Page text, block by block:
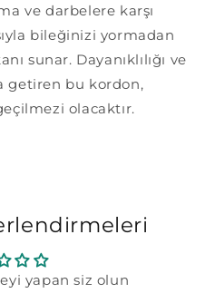
ve darbelere karşı
bileğinizi yormadan
sunar. Dayanıklılığı ve
getiren bu kordon,
olacaktır.
yapan siz olun